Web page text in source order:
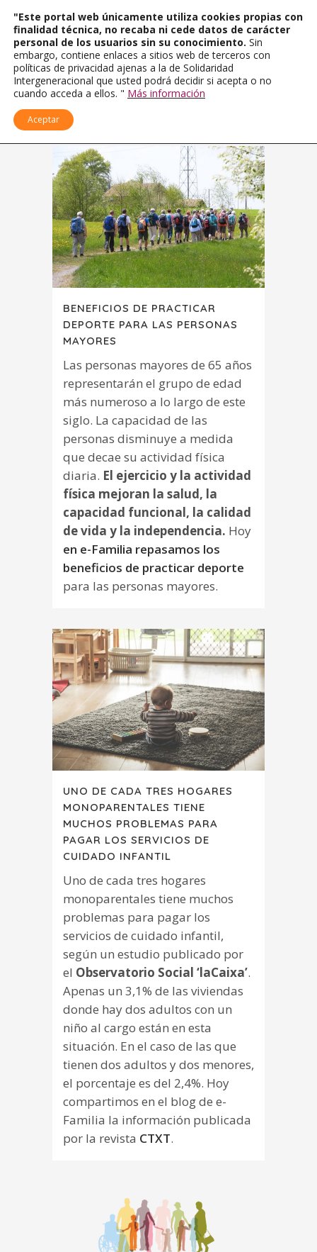
BENEFICIOS DE PRACTICAR
DEPORTE PARA LAS PERSONAS
MAYORES
Las personas mayores de 65 años
representarán el grupo de edad
más numeroso a lo largo de este
siglo. La capacidad de las
personas disminuye a medida
que decae su actividad física
diaria. El ejercicio y la actividad
física mejoran la salud, la
capacidad funcional, la calidad
de vida y la independencia. Hoy
en e-Familia repasamos los
beneficios de practicar deporte
para las personas mayores.
UNO DE CADA TRES HOGARES
MONOPARENTALES TIENE
MUCHOS PROBLEMAS PARA
PAGAR LOS SERVICIOS DE
CUIDADO INFANTIL
Uno de cada tres hogares
monoparentales tiene muchos
problemas para pagar los
servicios de cuidado infantil,
según un estudio publicado por
el Observatorio Social ‘laCaixa’.
Apenas un 3,1% de las viviendas
donde hay dos adultos con un
niño al cargo están en esta
situación. En el caso de las que
tienen dos adultos y dos menores,
el porcentaje es del 2,4%. Hoy
compartimos en el blog de e-
Familia la información publicada
por la revista CTXT.
"Este portal web únicamente utiliza cookies propias con
finalidad técnica, no recaba ni cede datos de carácter
personal de los usuarios sin su conocimiento. Sin
embargo, contiene enlaces a sitios web de terceros con
políticas de privacidad ajenas a la de Solidaridad
Intergeneracional que usted podrá decidir si acepta o no
cuando acceda a ellos. " Más información
Aceptar